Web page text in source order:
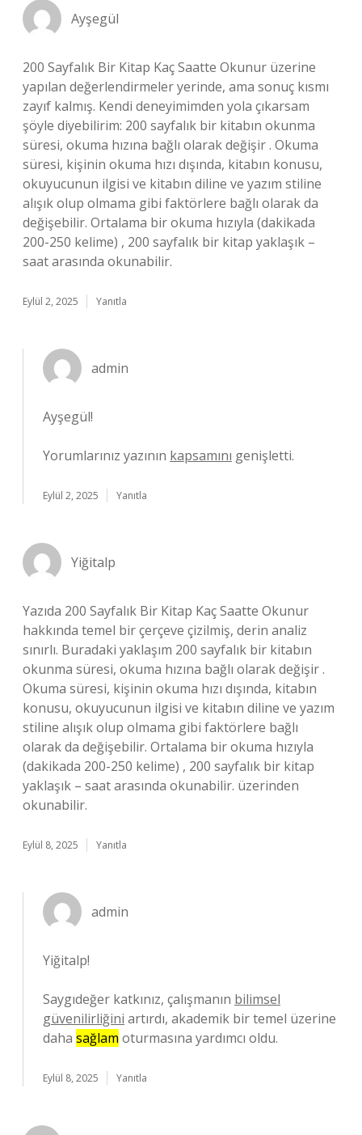
Ayşegül
200 Sayfalık Bir Kitap Kaç Saatte Okunur üzerine
yapılan değerlendirmeler yerinde, ama sonuç kısmı
zayıf kalmış. Kendi deneyimimden yola çıkarsam
şöyle diyebilirim: 200 sayfalık bir kitabın okunma
süresi, okuma hızına bağlı olarak değişir . Okuma
süresi, kişinin okuma hızı dışında, kitabın konusu,
okuyucunun ilgisi ve kitabın diline ve yazım stiline
alışık olup olmama gibi faktörlere bağlı olarak da
değişebilir. Ortalama bir okuma hızıyla (dakikada
200-250 kelime) , 200 sayfalık bir kitap yaklaşık –
saat arasında okunabilir.
Eylül 2, 2025 Yanıtla
admin
Ayşegül!
Yorumlarınız yazının kapsamını genişletti.
Eylül 2, 2025 Yanıtla
Yiğitalp
Yazıda 200 Sayfalık Bir Kitap Kaç Saatte Okunur
hakkında temel bir çerçeve çizilmiş, derin analiz
sınırlı. Buradaki yaklaşım 200 sayfalık bir kitabın
okunma süresi, okuma hızına bağlı olarak değişir .
Okuma süresi, kişinin okuma hızı dışında, kitabın
konusu, okuyucunun ilgisi ve kitabın diline ve yazım
stiline alışık olup olmama gibi faktörlere bağlı
olarak da değişebilir. Ortalama bir okuma hızıyla
(dakikada 200-250 kelime) , 200 sayfalık bir kitap
yaklaşık – saat arasında okunabilir. üzerinden
okunabilir.
Eylül 8, 2025 Yanıtla
admin
Yiğitalp!
Saygıdeğer katkınız, çalışmanın bilimsel
güvenilirliğini artırdı, akademik bir temel üzerine
daha sağlam oturmasına yardımcı oldu.
Eylül 8, 2025 Yanıtla